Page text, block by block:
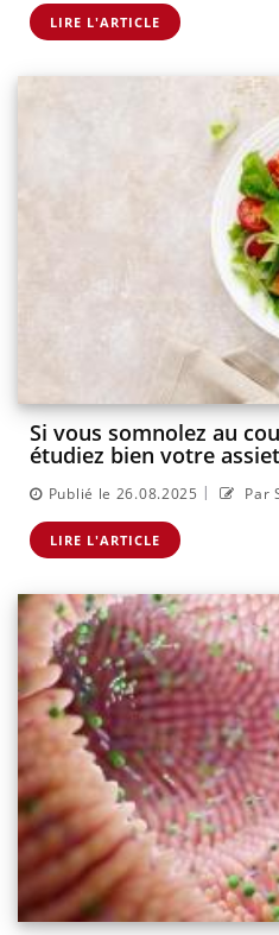
LIRE L'ARTICLE
Si vous somnolez au
étudiez bien votre
Publié le 26.08.2025 | Par
LIRE L'ARTICLE